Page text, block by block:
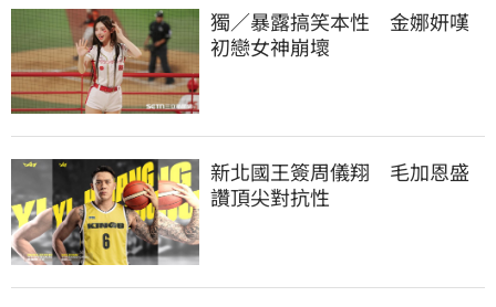
獨／暴露搞笑本性　金娜妍嘆
初戀女神崩壞
新北國王簽周儀翔　毛加恩盛
讚頂尖對抗性